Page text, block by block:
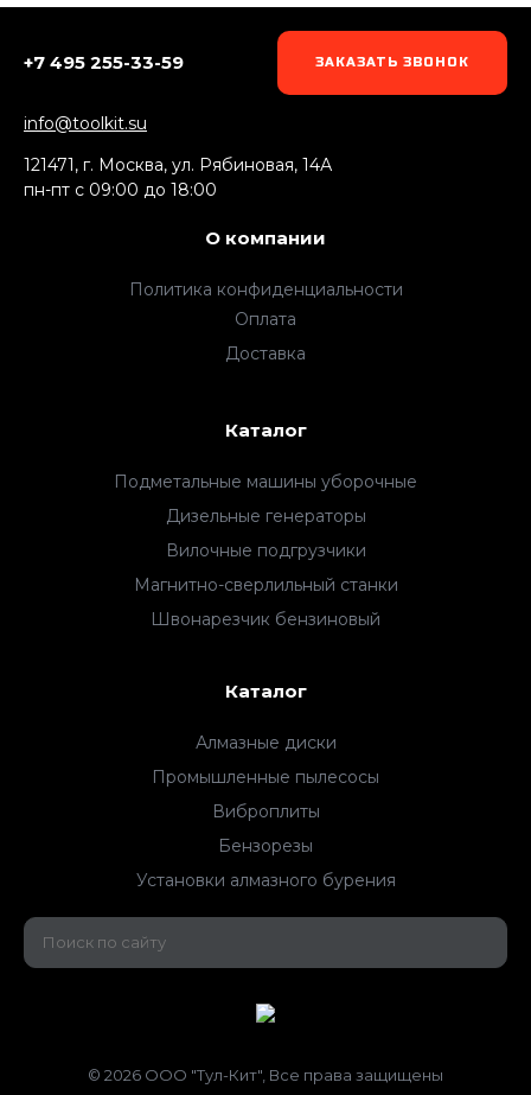
+7 495 255-33-59 ЗАКАЗАТЬ ЗВОНОК
info@toolkit.su
121471, г. Москва, ул. Рябиновая, 14А
пн-пт c 09:00 до 18:00
О компании
Политика конфиденциальности
Оплата
Доставка
Каталог
Подметальные машины уборочные
Дизельные генераторы
Вилочные подгрузчики
Магнитно-сверлильный станки
Швонарезчик бензиновый
Каталог
Алмазные диски
Промышленные пылесосы
Виброплиты
Бензорезы
Установки алмазного бурения
© 2026 ООО "Тул-Кит", Все права защищены